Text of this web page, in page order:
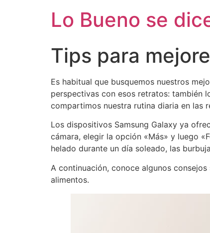
Lo Bueno se
Tips para
Es habitual que busquemos nuestros
perspectivas con esos retratos: también
compartimos nuestra rutina diaria en las
Los dispositivos Samsung Galaxy ya
cámara, elegir la opción «Más» y luego
helado durante un día soleado, las
A continuación, conoce algunos
alimentos.